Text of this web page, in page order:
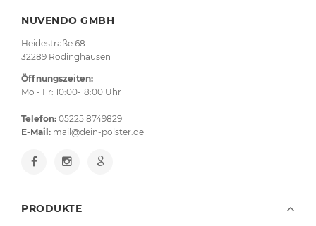
NUVENDO GMBH
Heidestraße 68
32289 Rödinghausen
Öffnungszeiten:
Mo - Fr: 10:00-18:00 Uhr
Telefon: 05225 8749829
E-Mail: mail@dein-polster.de
PRODUKTE